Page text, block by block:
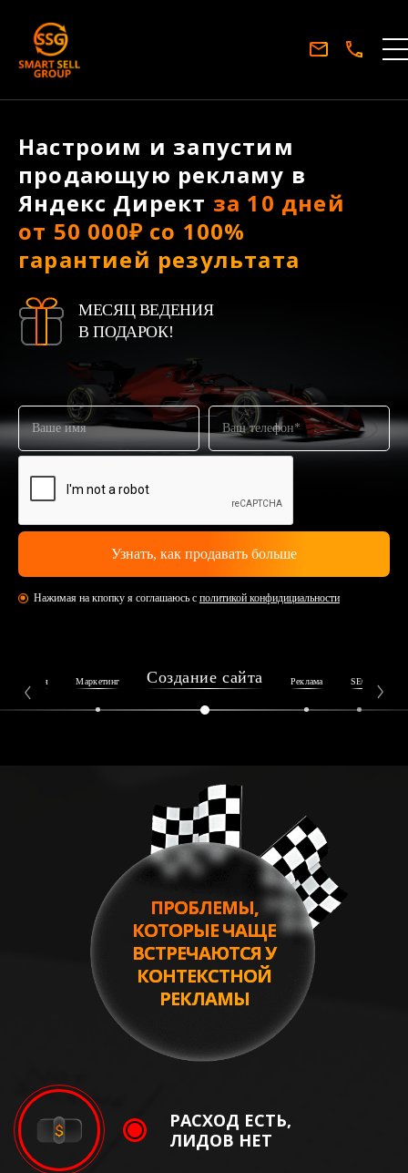
Настроим и запустим
продающую рекламу в
Яндекс Директ за 10 дней
от 50 000₽ со 100%
гарантией результата
МЕСЯЦ ВЕДЕНИЯ
В ПОДАРОК!
Нажимая на кпопку я соглашаюсь с политикой конфидициальности
Репутация Маркетинг Создание сайта Реклама SEO
ПРОБЛЕМЫ,
КОТОРЫЕ ЧАЩЕ
ВСТРЕЧАЮТСЯ У
КОНТЕКСТНОЙ
РЕКЛАМЫ
РАСХОД ЕСТЬ,
ЛИДОВ НЕТ